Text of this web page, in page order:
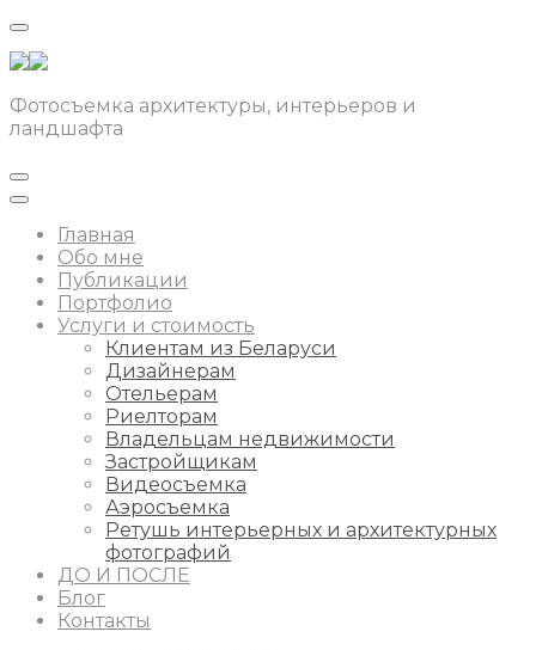
Фотосъемка архитектуры, интерьеров и
ландшафта
Главная
Обо мне
Публикации
Портфолио
Услуги и стоимость
Клиентам из Беларуси
Дизайнерам
Отельерам
Риелторам
Владельцам недвижимости
Застройщикам
Видеосъемка
Аэросъемка
Ретушь интерьерных и архитектурных
фотографий
ДО И ПОСЛЕ
Блог
Контакты